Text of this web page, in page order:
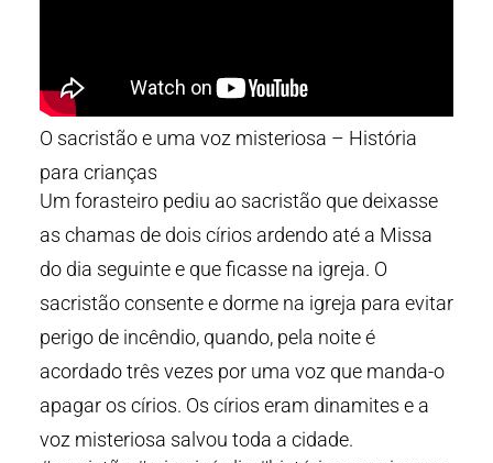
O sacristão e uma voz misteriosa – História
para crianças
Um forasteiro pediu ao sacristão que deixasse
as chamas de dois círios ardendo até a Missa
do dia seguinte e que ficasse na igreja. O
sacristão consente e dorme na igreja para evitar
perigo de incêndio, quando, pela noite é
acordado três vezes por uma voz que manda-o
apagar os círios. Os círios eram dinamites e a
voz misteriosa salvou toda a cidade.